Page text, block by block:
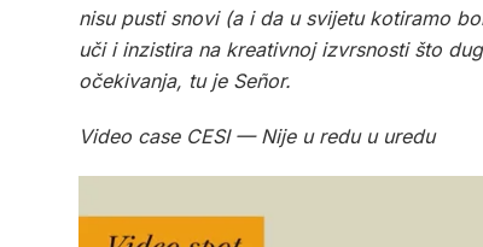
nisu pusti snovi (a i da u svijetu kotiramo
uči i inzistira na kreativnoj izvrsnosti što
očekivanja, tu je Señor.
Video case CESI — Nije u redu u uredu